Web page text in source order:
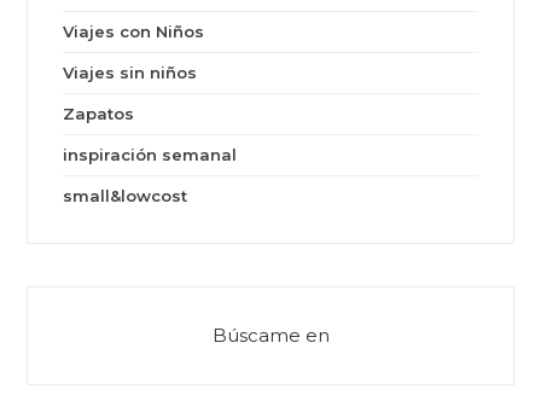
Viajes con Niños
Viajes sin niños
Zapatos
inspiración semanal
small&lowcost
Búscame en